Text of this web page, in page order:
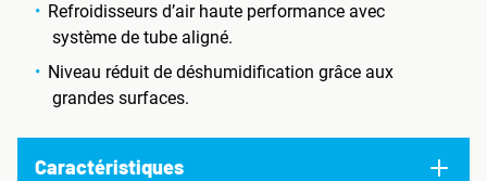
Refroidisseurs d’air haute performance avec
système de tube aligné.
Niveau réduit de déshumidification grâce aux
grandes surfaces.
Caractéristiques